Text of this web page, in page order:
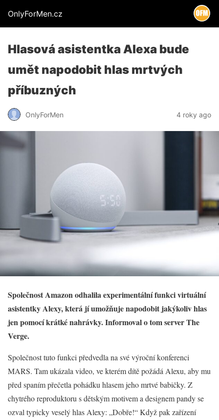
OnlyForMen.cz
Hlasová asistentka Alexa bude
umět napodobit hlas mrtvých
příbuzných
OnlyForMen 4 roky ago
Společnost Amazon odhalila experimentální funkci virtuální
asistentky Alexy, která jí umožňuje napodobit jakýkoliv hlas
jen pomocí krátké nahrávky. Informoval o tom server The
Verge.
Společnost tuto funkci předvedla na své výroční konferenci
MARS. Tam ukázala video, ve kterém dítě požádá Alexu, aby mu
před spaním přečetla pohádku hlasem jeho mrtvé babičky. Z
chytrého reproduktoru s dětským motivem a designem pandy se
ozval typicky veselý hlas Alexy: „Dobře!“ Když pak zařízení